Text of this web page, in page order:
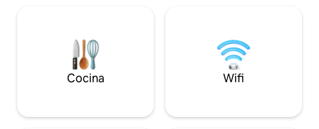
Cocina Wifi